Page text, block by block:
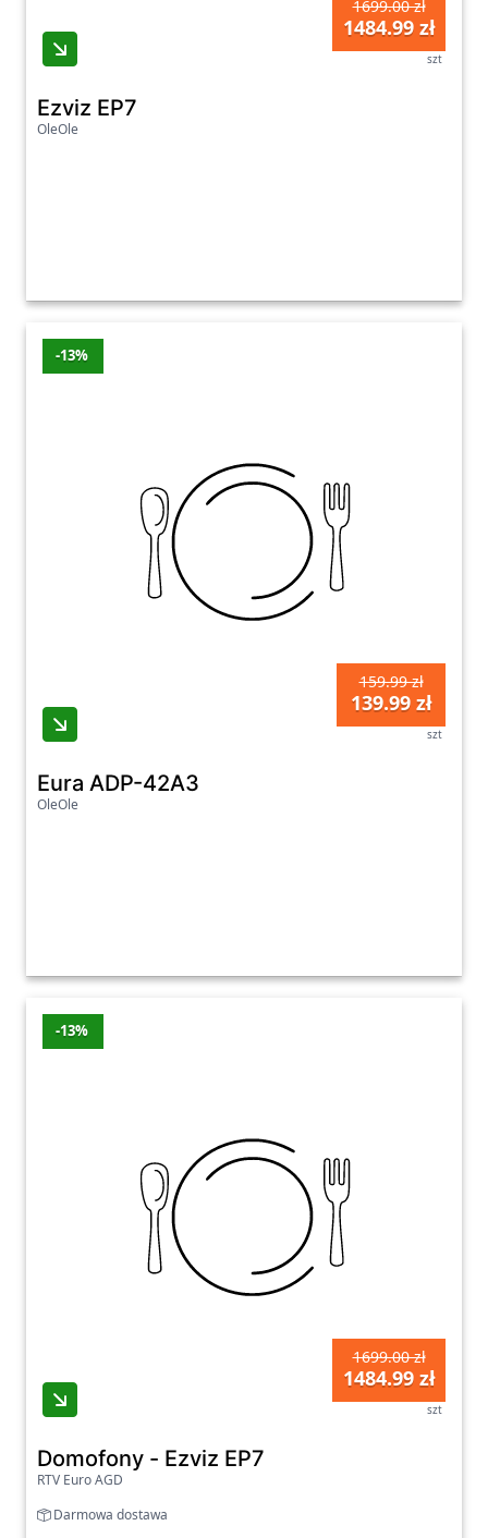
1699.00 zł
1484.99 zł
szt
Ezviz EP7
OleOle
-13%
159.99 zł
139.99 zł
szt
Eura ADP-42A3
OleOle
-13%
1699.00 zł
1484.99 zł
szt
Domofony - Ezviz EP7
RTV Euro AGD
Darmowa dostawa